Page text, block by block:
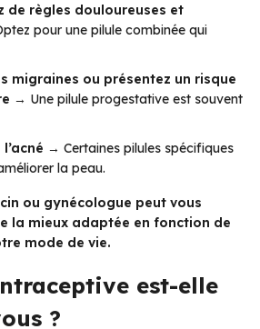
de règles douloureuses et
pour une pilule combinée qui
migraines ou présentez un risque
→ Une pilule progestative est souvent
→ Certaines pilules spécifiques
la peau.
ou gynécologue peut vous
la mieux adaptée en fonction de
mode de vie.
est-elle
?